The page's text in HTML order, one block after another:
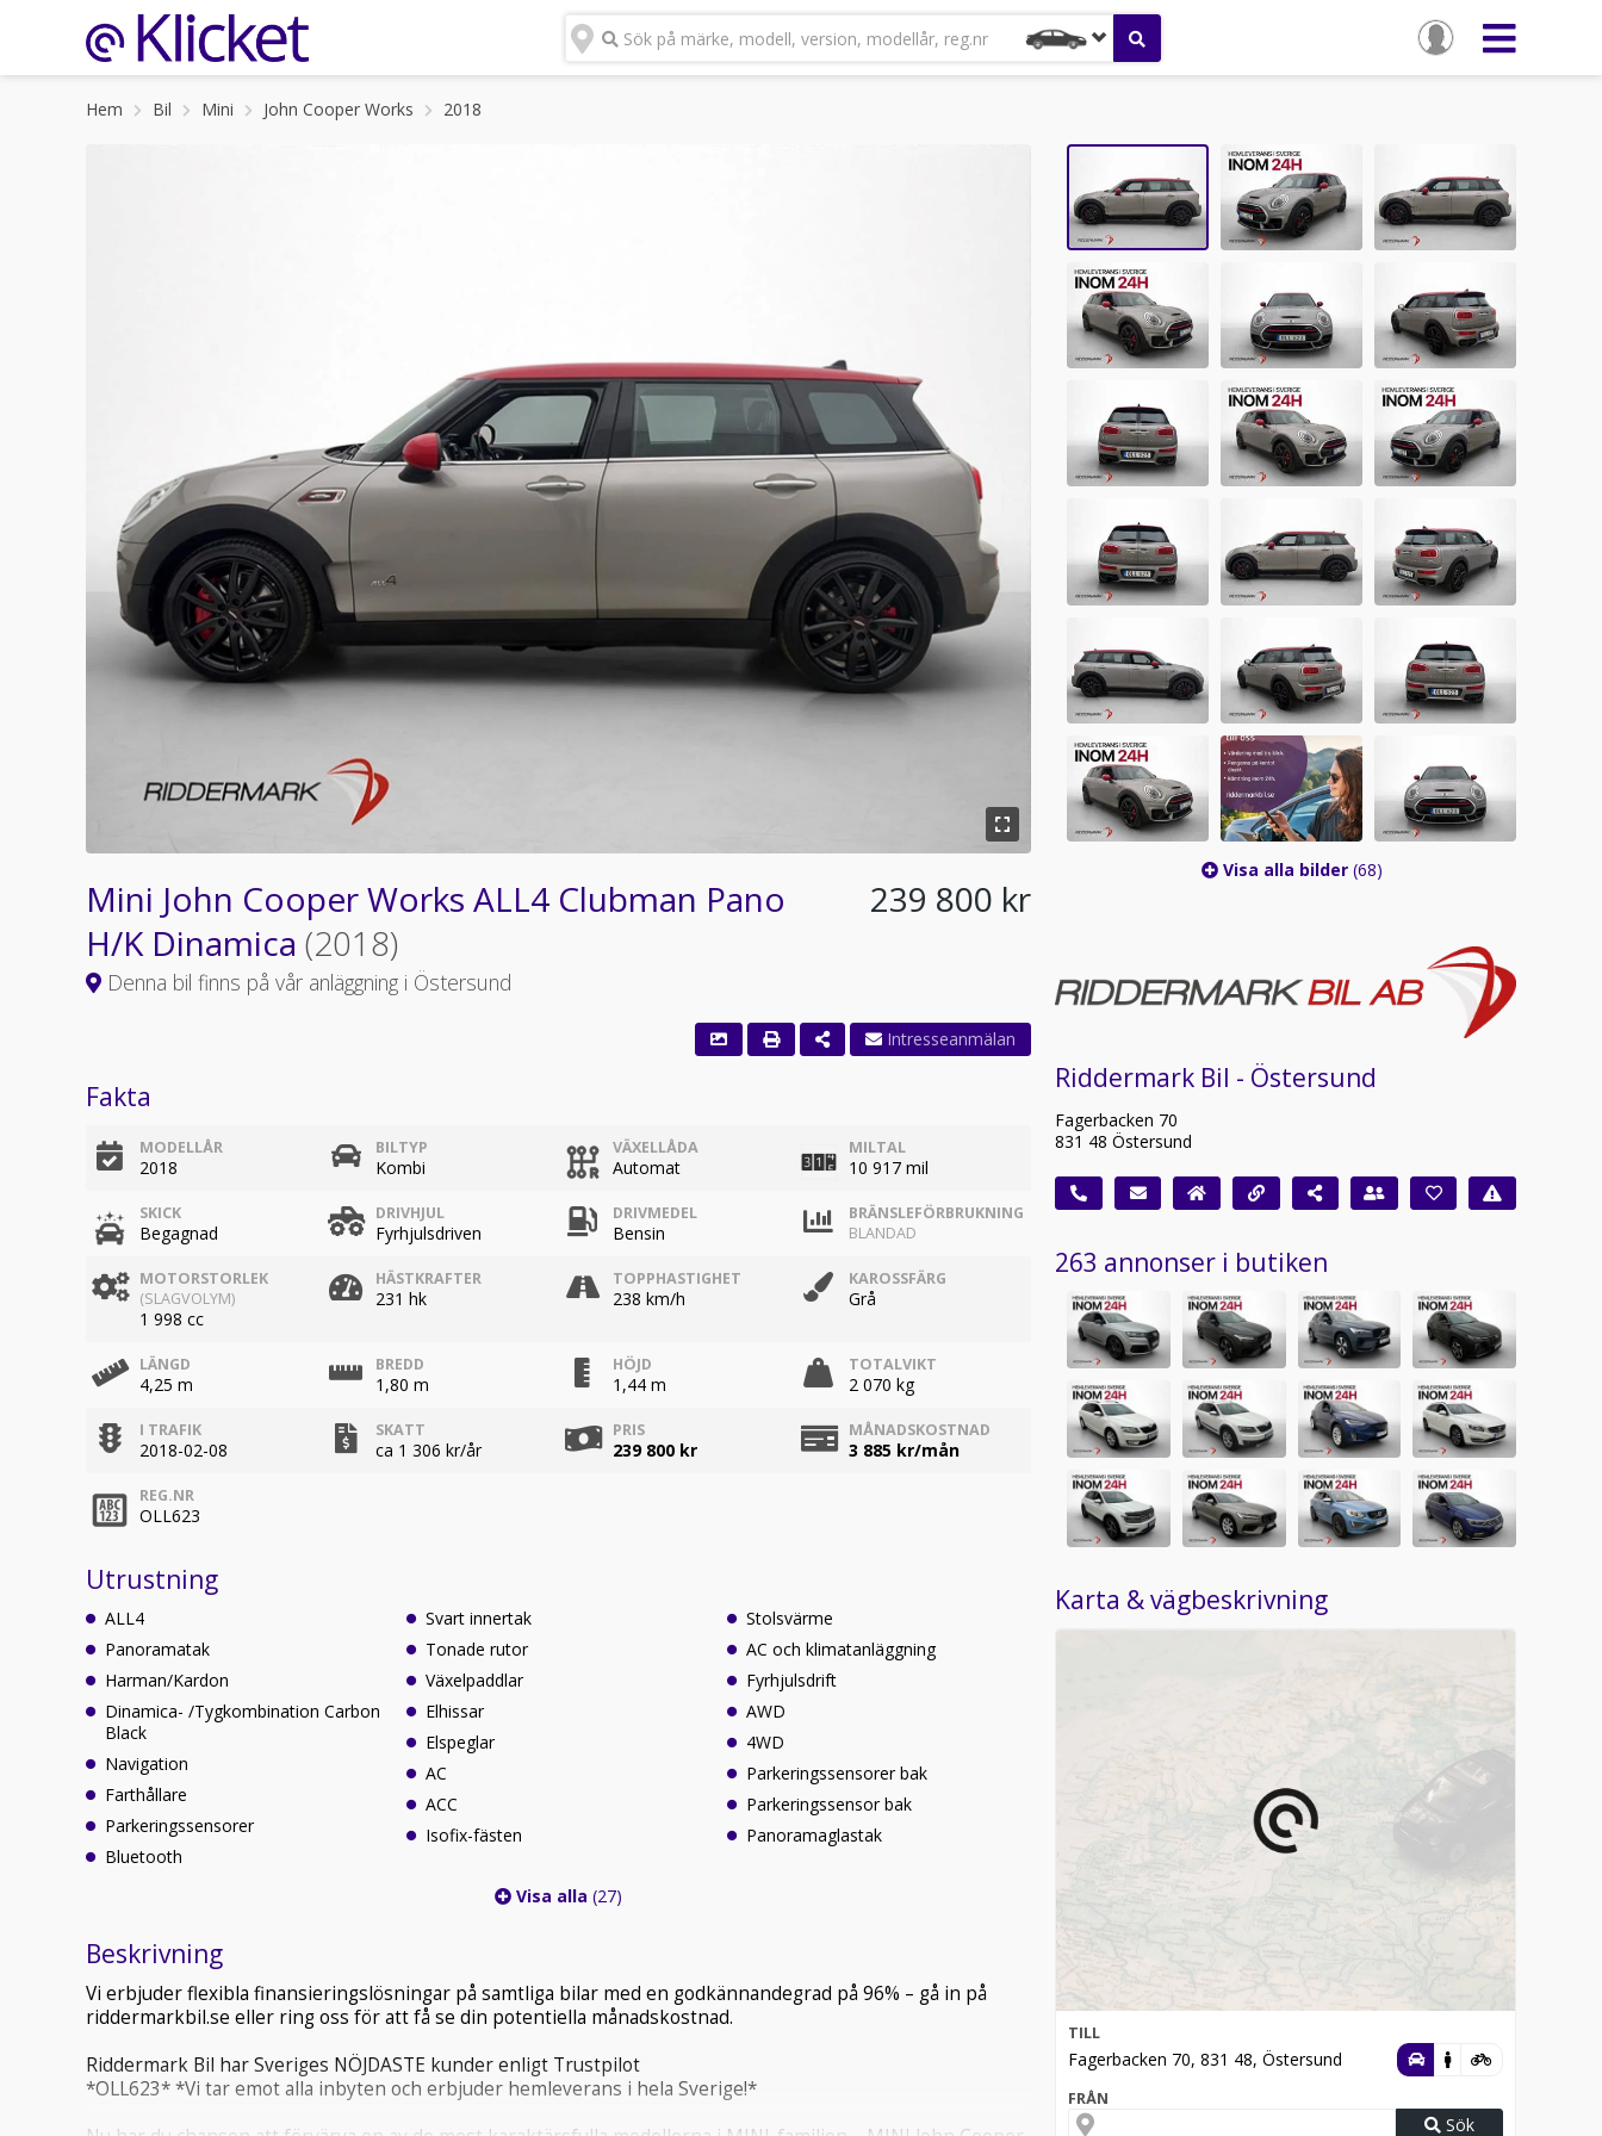
Sök på märke, modell, version, modellår, reg.nr
Hem Bil Mini John Cooper Works 2018
Mini John Cooper Works ALL4 Clubman Pano
H/K Dinamica (2018)
Denna bil finns på vår anläggning i Östersund
239 800 kr
Fakta
MODELLÅR
2018
BILTYP
Kombi
VÄXELLÅDA
Automat
MILTAL
10 917 mil
SKICK
Begagnad
DRIVHJUL
Fyrhjulsdriven
DRIVMEDEL
Bensin
BRÄNSLEFÖRBRUKNING
BLANDAD
MOTORSTORLEK
(SLAGVOLYM)
1 998 cc
HÄSTKRAFTER
231 hk
TOPPHASTIGHET
238 km/h
KAROSSFÄRG
Grå
LÄNGD
4,25 m
BREDD
1,80 m
HÖJD
1,44 m
TOTALVIKT
2 070 kg
I TRAFIK
2018-02-08
SKATT
ca 1 306 kr/år
PRIS
239 800 kr
MÅNADSKOSTNAD
3 885 kr/mån
REG.NR
OLL623
Utrustning
ALL4
Panoramatak
Harman/Kardon
Dinamica- /Tygkombination Carbon
Black
Navigation
Farthållare
Parkeringssensorer
Bluetooth
Svart innertak
Tonade rutor
Växelpaddlar
Elhissar
Elspeglar
AC
ACC
Isofix-fästen
Stolsvärme
AC och klimatanläggning
Fyrhjulsdrift
AWD
4WD
Parkeringssensorer bak
Parkeringssensor bak
Panoramaglastak
Visa alla(27)
Beskrivning
Vi erbjuder flexibla finansieringslösningar på samtliga bilar med en godkännandegrad på 96% – gå in på
riddermarkbil.se eller ring oss för att få se din potentiella månadskostnad.
Riddermark Bil har Sveriges NÖJDASTE kunder enligt Trustpilot
*OLL623* *Vi tar emot alla inbyten och erbjuder hemleverans i hela Sverige!*
Visa alla bilder (68)
Riddermark Bil - Östersund
Fagerbacken 70
831 48 Östersund
263 annonser i butiken
Karta & vägbeskrivning
TILL
Fagerbacken 70, 831 48, Östersund
FRÅN
Sök